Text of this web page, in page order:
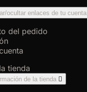
ocultar enlaces de tu cuenta
del pedido
tienda
de la tienda 